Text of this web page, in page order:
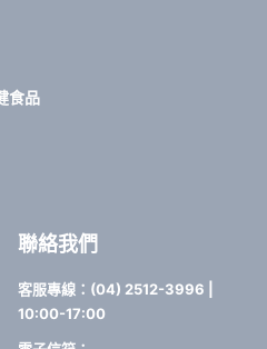
食品
聯絡我們
客服專線：(04) 2512-3996 |
10:00-17:00